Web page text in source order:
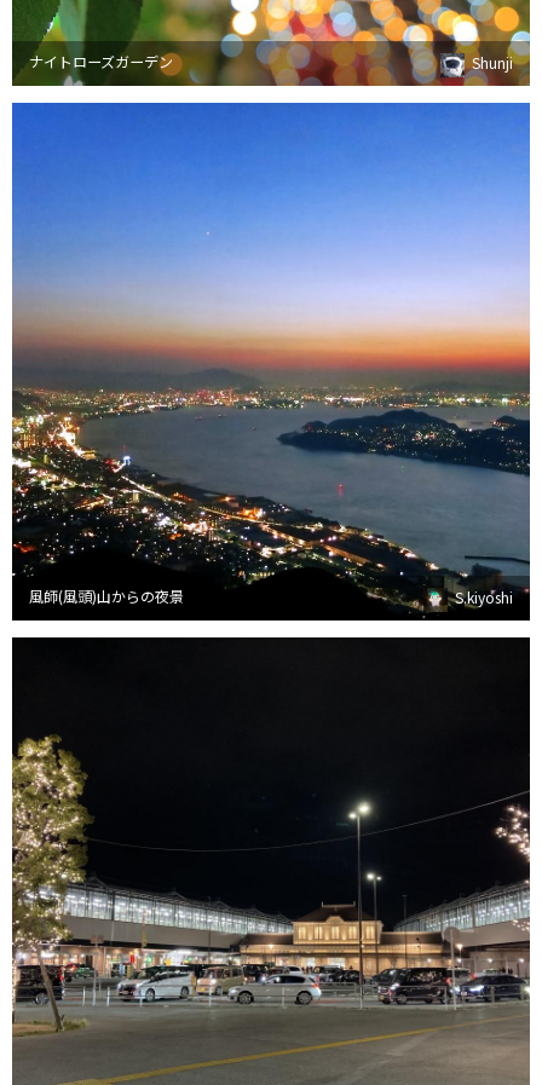
ナイトローズガーデン Shunji
風師(風頭)山からの夜景 S.kiyoshi